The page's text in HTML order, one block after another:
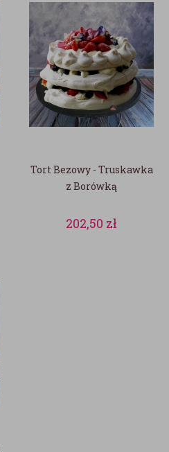
Tort Bezowy - Truskawka
z Borówką
202,50 zł